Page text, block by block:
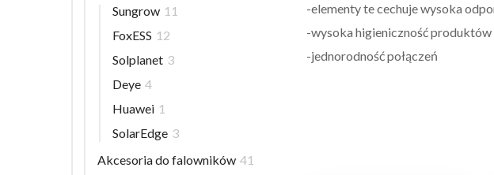
-elementy te cechuje wysoka
-wysoka higieniczność produktów
-jednorodność połączeń
Sungrow 11
FoxESS 12
Solplanet 3
Deye 4
Huawei 1
SolarEdge 3
Akcesoria do falowników 41